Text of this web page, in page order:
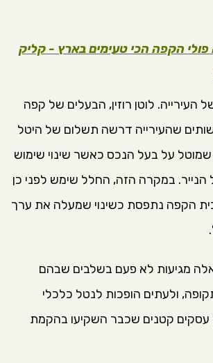
הקפה הכי טעימים בארץ - קליק
העירייה. לוטן רוזין, הבעלים של קפה
שותים שהעירייה דרשה תשלום של היטל
על בעל הנכס כאשר שינוי שימוש
במקרה הזה, החלל שימש לפני כן
הקפה נתפסת כשינוי שמעלה את ערך
מגיעות לא פעם בשלבים שבהם
ולעתים הופכות לנטל כלכלי
עסקים קטנים שכבר השקיעו בהקמת